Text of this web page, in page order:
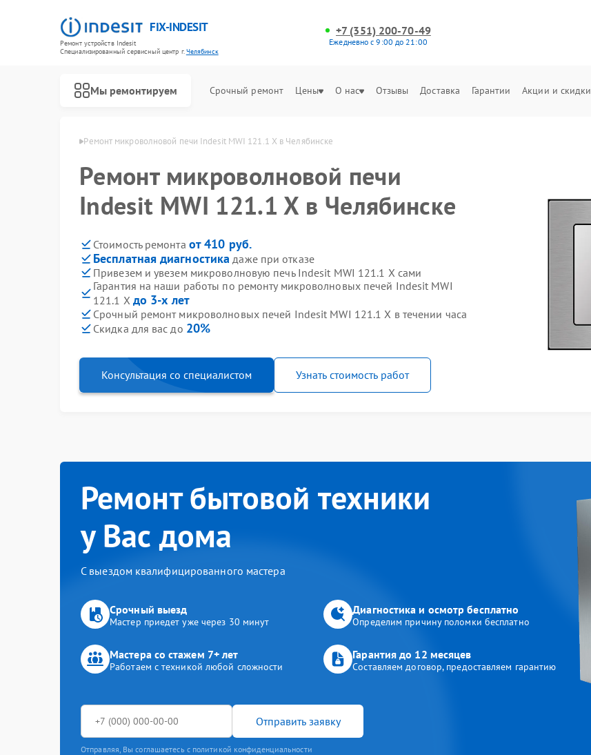
FIX-INDESIT
Ремонт устройств Indesit
Специализированный cервисный центр г.Челябинск
+7 (351) 200-70-49
Ежедневно с 9:00 до 21:00
Мы ремонтируем Срочный ремонт Цены О нас Отзывы Доставка Гарантии Акции и скидки
в Челябинске Ремонт микроволновой печи Indesit MWI 121.1 X в Челябинске
Ремонт микроволновой печи
Indesit MWI 121.1 X в Челябинске
Стоимость ремонта от 410 руб.
Бесплатная диагностика даже при отказе
Привезем и увезем микроволновую печь Indesit MWI 121.1 X сами
Гарантия на наши работы по ремонту микроволновых печей Indesit MWI
121.1 X до 3-х лет
Срочный ремонт микроволновых печей Indesit MWI 121.1 X в течении часа
Скидка для вас до 20%
Консультация со специалистом Узнать стоимость работ
Ремонт бытовой техники
у Вас дома
С выездом квалифицированного мастера
Срочный выезд
Мастер приедет уже через 30 минут
Диагностика и осмотр бесплатно
Определим причину поломки бесплатно
Мастера со стажем 7+ лет
Работаем с техникой любой сложности
Гарантия до 12 месяцев
Составляем договор, предоставляем гарантию
Отправить заявку
Отправляя, Вы соглашаетесь с политикой конфиденциальности